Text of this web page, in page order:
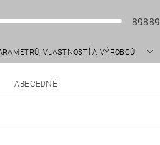
89889
VLASTNOSTÍ A VÝROBCŮ
ABECEDNĚ